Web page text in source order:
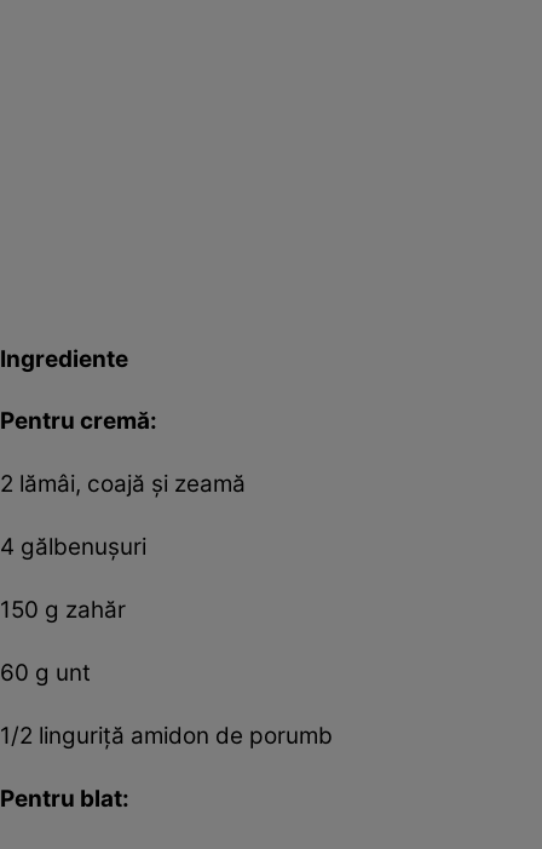
Ingrediente
Pentru cremă:
2 lămâi, coajă și zeamă
4 gălbenușuri
150 g zahăr
60 g unt
1/2 linguriță amidon de porumb
Pentru blat: